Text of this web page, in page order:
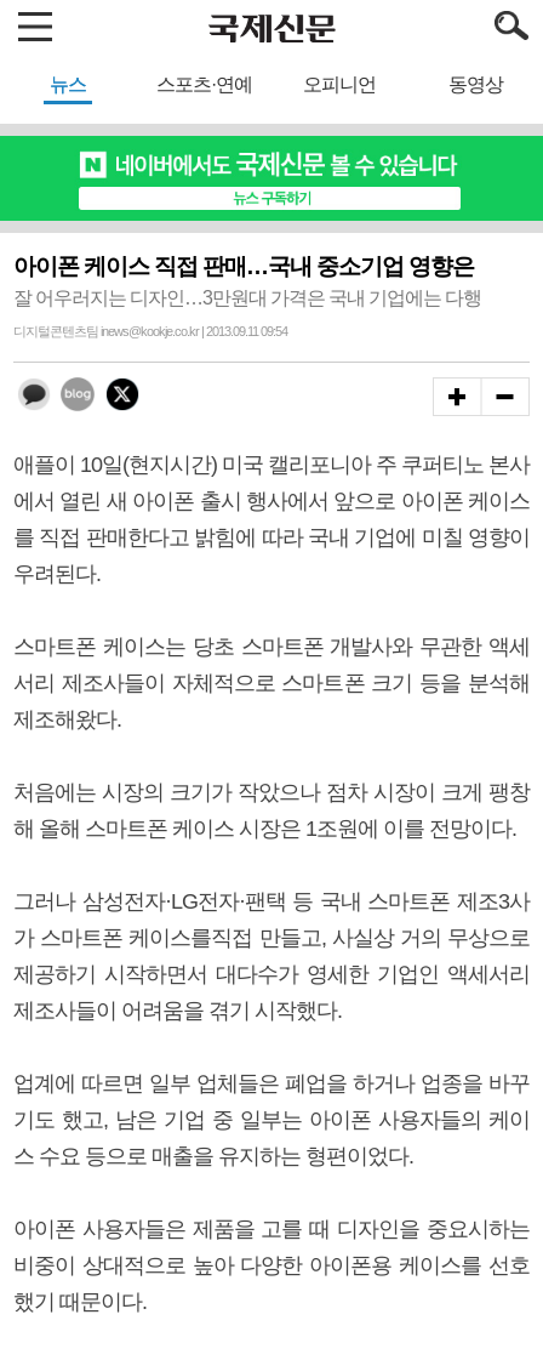
뉴스 스포츠·연예 오피니언 동영상
아이폰 케이스 직접 판매…국내 중소기업 영향은
잘 어우러지는 디자인…3만원대 가격은 국내 기업에는 다행
디지털콘텐츠팀 inews@kookje.co.kr | 2013.09.11 09:54
애플이 10일(현지시간) 미국 캘리포니아 주 쿠퍼티노 본사
에서 열린 새 아이폰 출시 행사에서 앞으로 아이폰 케이스
를 직접 판매한다고 밝힘에 따라 국내 기업에 미칠 영향이
우려된다.
스마트폰 케이스는 당초 스마트폰 개발사와 무관한 액세
서리 제조사들이 자체적으로 스마트폰 크기 등을 분석해
제조해왔다.
처음에는 시장의 크기가 작았으나 점차 시장이 크게 팽창
해 올해 스마트폰 케이스 시장은 1조원에 이를 전망이다.
그러나 삼성전자·LG전자·팬택 등 국내 스마트폰 제조3사
가 스마트폰 케이스를직접 만들고, 사실상 거의 무상으로
제공하기 시작하면서 대다수가 영세한 기업인 액세서리
제조사들이 어려움을 겪기 시작했다.
업계에 따르면 일부 업체들은 폐업을 하거나 업종을 바꾸
기도 했고, 남은 기업 중 일부는 아이폰 사용자들의 케이
스 수요 등으로 매출을 유지하는 형편이었다.
아이폰 사용자들은 제품을 고를 때 디자인을 중요시하는
비중이 상대적으로 높아 다양한 아이폰용 케이스를 선호
했기 때문이다.